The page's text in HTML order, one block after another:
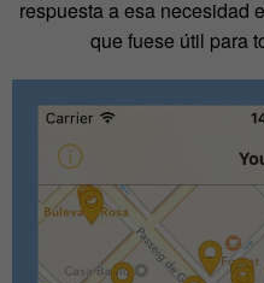
respuesta a esa necesidad
que fuese útil para